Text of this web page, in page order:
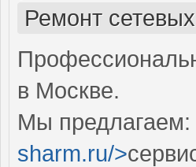
Ремонт
в Москве.
Мы предлагаем:
sharm.ru/>